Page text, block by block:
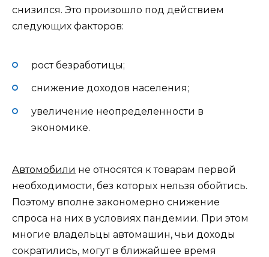
снизился. Это произошло под действием
следующих факторов:
рост безработицы;
снижение доходов населения;
увеличение неопределенности в
экономике.
Автомобили не относятся к товарам первой
необходимости, без которых нельзя обойтись.
Поэтому вполне закономерно снижение
спроса на них в условиях пандемии. При этом
многие владельцы автомашин, чьи доходы
сократились, могут в ближайшее время